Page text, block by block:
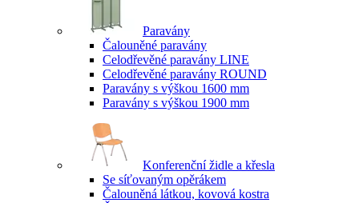
Paravány
Čalouněné paravány
Celodřevěné paravány LINE
Celodřevěné paravány ROUND
Paravány s výškou 1600 mm
Paravány s výškou 1900 mm
Konferenční židle a křesla
Se síťovaným opěrákem
Čalouněná látkou, kovová kostra